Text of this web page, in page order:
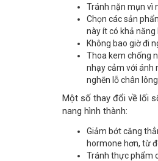
Tránh nặn mụn vì
Chọn các sản
này ít có khả năng
Không bao giờ đi
Thoa kem chống
nhạy cảm với ánh
nghẽn lỗ chân lông.
Một số thay đổi về lối
nang hình thành:
Giảm bớt căng
hormone hơn, từ
Tránh thực phẩm